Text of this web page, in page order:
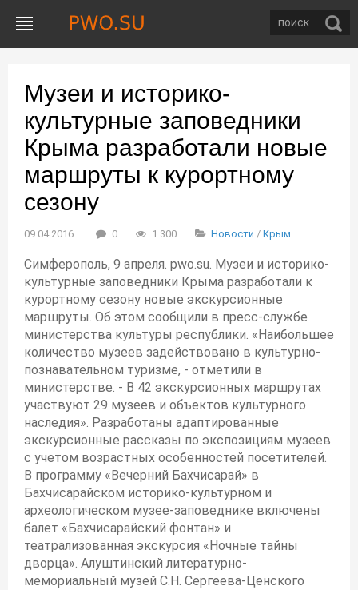
Музеи и историко-
культурные заповедники
Крыма разработали новые
маршруты к курортному
сезону
09.04.2016 0 1 300 Новости / Крым
Симферополь, 9 апреля. pwo.su. Музеи и историко-
культурные заповедники Крыма разработали к
курортному сезону новые экскурсионные
маршруты. Об этом сообщили в пресс-службе
министерства культуры республики. «Наибольшее
количество музеев задействовано в культурно-
познавательном туризме, - отметили в
министерстве. - В 42 экскурсионных маршрутах
участвуют 29 музеев и объектов культурного
наследия». Разработаны адаптированные
экскурсионные рассказы по экспозициям музеев
с учетом возрастных особенностей посетителей.
В программу «Вечерний Бахчисарай» в
Бахчисарайском историко-культурном и
археологическом музее-заповеднике включены
балет «Бахчисарайский фонтан» и
театрализованная экскурсия «Ночные тайны
дворца». Алуштинский литературно-
мемориальный музей С.Н. Сергеева-Ценского